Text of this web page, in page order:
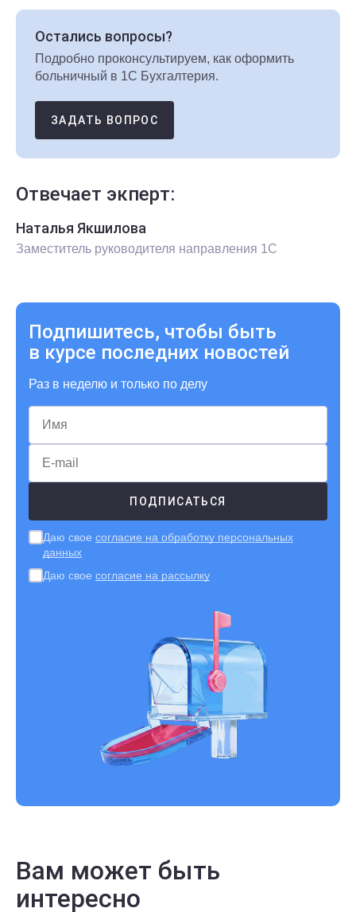
Остались вопросы?
Подробно проконсультируем, как оформить
больничный в 1С Бухгалтерия.
ЗАДАТЬ ВОПРОС
Отвечает экперт:
Наталья Якшилова
Заместитель руководителя направления 1С
Подпишитесь, чтобы быть
в курсе последних новостей
Раз в неделю и только по делу
Даю свое согласие на обработку персональных
данных
Даю свое согласие на рассылку
Вам может быть
интересно